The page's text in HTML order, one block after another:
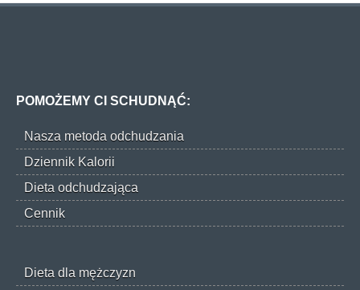
POMOŻEMY CI SCHUDNĄĆ:
Nasza metoda odchudzania
Dziennik Kalorii
Dieta odchudzająca
Cennik
Dieta dla mężczyzn